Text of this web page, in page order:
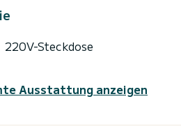
220V-Steckdose
Ausstattung anzeigen